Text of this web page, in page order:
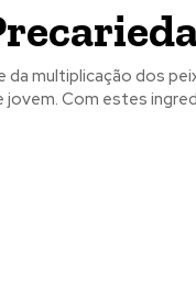
da multiplicação dos
jovem. Com estes